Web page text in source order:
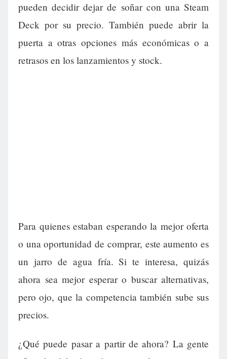
pueden decidir dejar de soñar con una Steam
Deck por su precio. También puede abrir la
puerta a otras opciones más económicas o a
retrasos en los lanzamientos y stock.
Para quienes estaban esperando la mejor oferta
o una oportunidad de comprar, este aumento es
un jarro de agua fría. Si te interesa, quizás
ahora sea mejor esperar o buscar alternativas,
pero ojo, que la competencia también sube sus
precios.
¿Qué puede pasar a partir de ahora? La gente